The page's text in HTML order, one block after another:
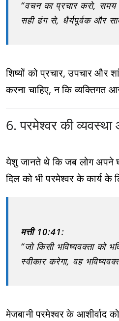
“वचन का प्रचार करो,
सही ढंग से, धैर्यपूर्वक और
शिष्यों को प्रचार, उपचार और
करना चाहिए, न कि व्यक्तिगत
6. परमेश्वर की
येशु जानते थे कि जब लोग अपने
दिल को भी परमेश्वर के कार्य के
मत्ती 10:41:
“जो किसी भविष्यवक्ता को
स्वीकार करेगा, वह
मेजबानी परमेश्वर के आशीर्वाद